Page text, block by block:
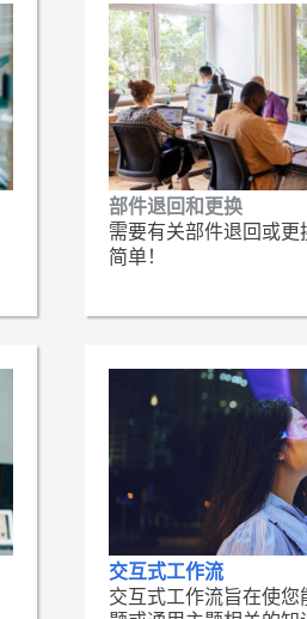
部件退回和更换
需要有关部件退回或
简单！
交互式工作流
交互式工作流旨在使